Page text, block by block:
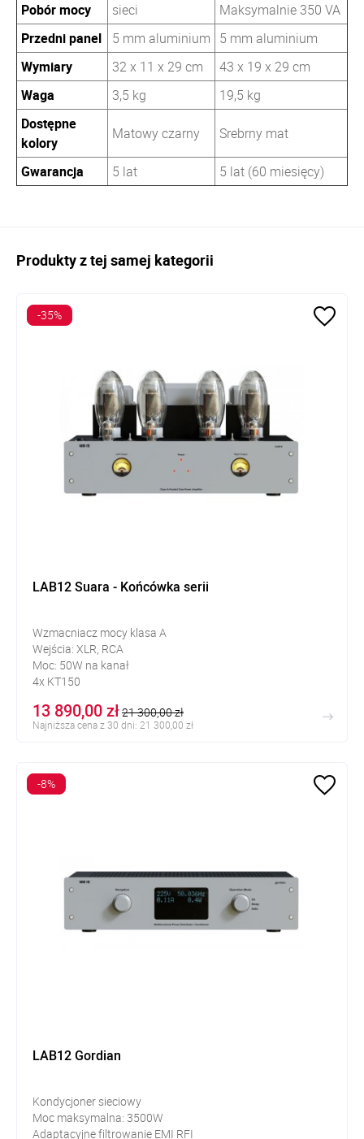
Pobór mocy
sieci
Maksymalnie 350 VA
Przedni panel
5 mm aluminium 5 mm aluminium
Wymiary
32 x 11 x 29 cm
43 x 19 x 29 cm
Waga
3,5 kg
19,5 kg
Dostępne
kolory
Matowy czarny Srebrny mat
Gwarancja 5 lat 5 lat (60 miesięcy)
Produkty z tej samej kategorii
LAB12 Suara - Końcówka serii
Wzmacniacz mocy klasa A
Wejścia: XLR, RCA
Moc: 50W na kanał
4x KT150
13 890,00 zł21 300,00 zł
Najniższa cena z 30 dni: 21 300,00 zł
-35%
LAB12 Gordian
Kondycjoner sieciowy
Moc maksymalna: 3500W
Adaptacyjne filtrowanie EMI RFI
-8%